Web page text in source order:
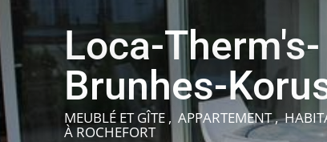
Loca-Therm's-
Brunhes-
MEUBLÉ ET GÎTE , APPARTEMENT ,
À ROCHEFORT